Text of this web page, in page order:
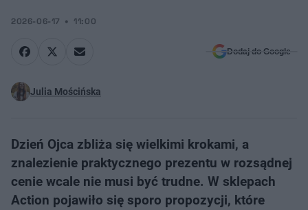
2026-06-17 11:00
Dodaj do Google
Julia Mościńska
Dzień Ojca zbliża się wielkimi krokami, a
znalezienie praktycznego prezentu w rozsądnej
cenie wcale nie musi być trudne. W sklepach
Action pojawiło się sporo propozycji, które